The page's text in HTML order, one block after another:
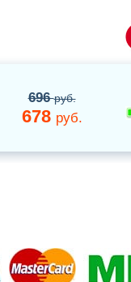
696руб.
678 руб.